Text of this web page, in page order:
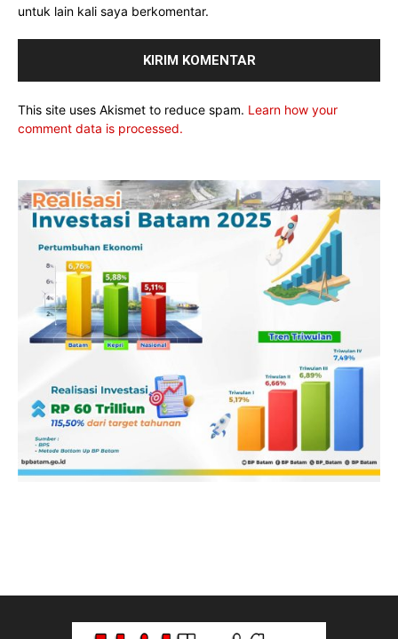
untuk lain kali saya berkomentar.
This site uses Akismet to reduce spam. Learn how your
comment data is processed.